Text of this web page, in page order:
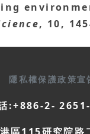
, 10,
隱私權保護政策宣
:+886-2-